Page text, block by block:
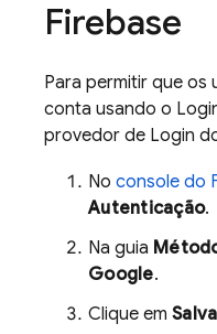
Firebase
Para permitir que os
conta usando o
provedor de Login
No console do
Autenticação.
Na guia
Google.
Clique em